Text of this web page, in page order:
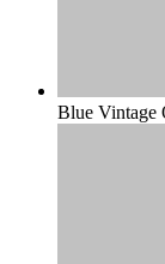
Blue Vintage